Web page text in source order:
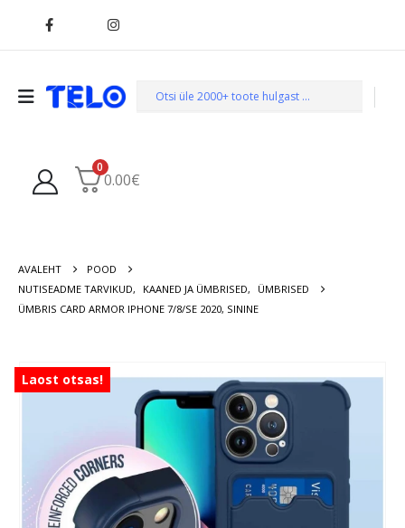
0
0.00€
AVALEHT
POOD
NUTISEADME TARVIKUD, KAANED JA ÜMBRISED,
ÜMBRISED
ÜMBRIS CARD ARMOR IPHONE 7/8/SE 2020, SININE
Laost otsas!